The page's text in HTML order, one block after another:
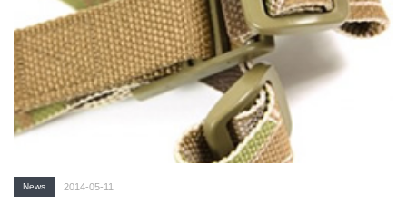
News 2014-05-11